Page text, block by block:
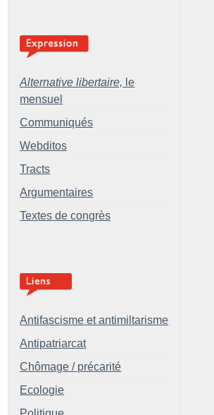
Alternative libertaire, le
mensuel
Communiqués
Webditos
Tracts
Argumentaires
Textes de congrès
Antifascisme et antimiltarisme
Antipatriarcat
Chômage / précarité
Ecologie